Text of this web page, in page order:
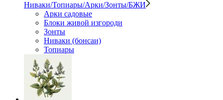
Ниваки/Топиары/Арки/Зонты/БЖИ
Арки садовые
Блоки живой изгороди
Зонты
Ниваки (бонсаи)
Топиары